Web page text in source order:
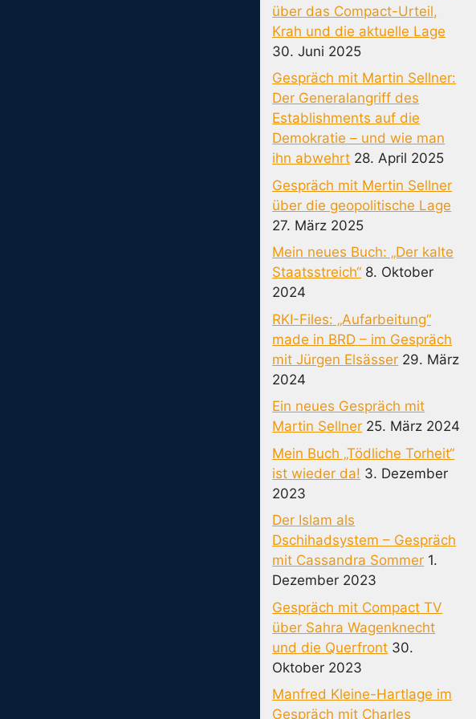
über das Compact-Urteil,
Krah und die aktuelle Lage
30. Juni 2025
Gespräch mit Martin Sellner:
Der Generalangriff des
Establishments auf die
Demokratie – und wie man
ihn abwehrt 28. April 2025
Gespräch mit Mertin Sellner
über die geopolitische Lage
27. März 2025
Mein neues Buch: „Der kalte
Staatsstreich“ 8. Oktober
2024
RKI-Files: „Aufarbeitung“
made in BRD – im Gespräch
mit Jürgen Elsässer 29. März
2024
Ein neues Gespräch mit
Martin Sellner 25. März 2024
Mein Buch „Tödliche Torheit“
ist wieder da! 3. Dezember
2023
Der Islam als
Dschihadsystem – Gespräch
mit Cassandra Sommer 1.
Dezember 2023
Gespräch mit Compact TV
über Sahra Wagenknecht
und die Querfront 30.
Oktober 2023
Manfred Kleine-Hartlage im
Gespräch mit Charles